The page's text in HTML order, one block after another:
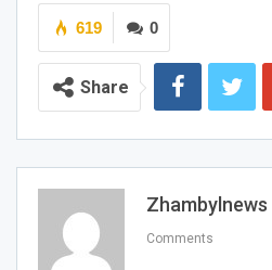
0
619
Share
Zhambylnews
Comments